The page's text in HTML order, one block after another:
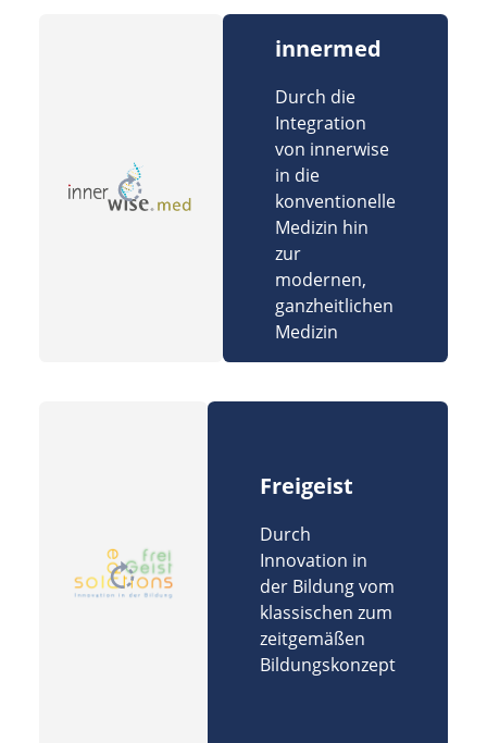
innermed
Durch die
Integration
von innerwise
in die
konventionelle
Medizin hin
zur
modernen,
ganzheitlichen
Medizin
Freigeist
Durch
Innovation in
der Bildung vom
klassischen zum
zeitgemäßen
Bildungskonzept